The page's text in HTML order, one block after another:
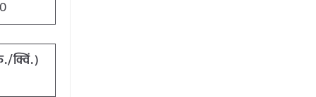
./क्विं.)